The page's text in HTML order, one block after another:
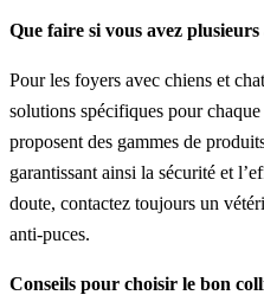
Que faire si vous avez
Pour les foyers avec chiens et
solutions spécifiques pour
proposent des gammes de
garantissant ainsi la sécurité et
doute, contactez toujours un
anti-puces.
Conseils pour choisir le bon